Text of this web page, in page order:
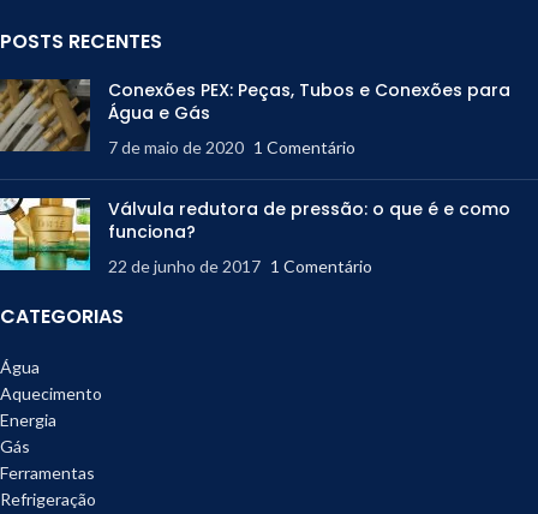
POSTS RECENTES
Conexões PEX: Peças, Tubos e Conexões para
Água e Gás
7 de maio de 2020 1 Comentário
Válvula redutora de pressão: o que é e como
funciona?
22 de junho de 2017 1 Comentário
CATEGORIAS
Água
Aquecimento
Energia
Gás
Ferramentas
Refrigeração